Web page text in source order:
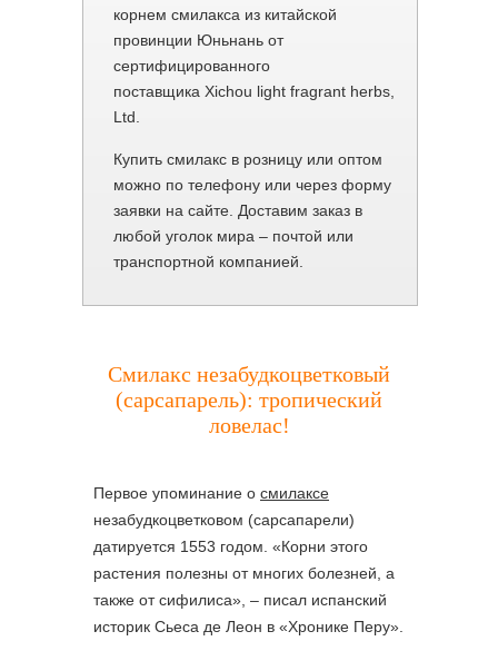
корнем смилакса из китайской
провинции Юньнань от
сертифицированного
поставщика Xichou light fragrant herbs,
Ltd.
Купить смилакс в розницу или оптом
можно по телефону или через форму
заявки на сайте. Доставим заказ в
любой уголок мира – почтой или
транспортной компанией.
Смилакс незабудкоцветковый
(сарсапарель): тропический
ловелас!
Первое упоминание о смилаксе
незабудкоцветковом (сарсапарели)
датируется 1553 годом. «Корни этого
растения полезны от многих болезней, а
также от сифилиса», – писал испанский
историк Сьеса де Леон в «Хронике Перу».